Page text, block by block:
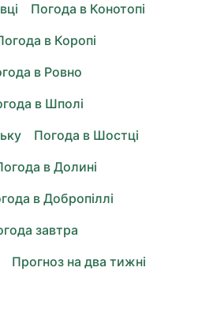
Погода в Конотопі
в Коропі
в Ровно
в Шполі
Погода в Шостці
в Долині
в Добропіллі
завтра
Прогноз на два тижні